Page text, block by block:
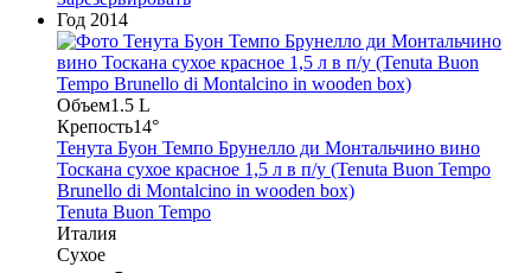
Год 2014
Объем1.5 L
Крепость14°
Тенута Буон Темпо Брунелло ди Монтальчино вино
Тоскана сухое красное 1,5 л в п/у (Tenuta Buon Tempo
Brunello di Montalcino in wooden box)
Tenuta Buon Tempo
Италия
Сухое